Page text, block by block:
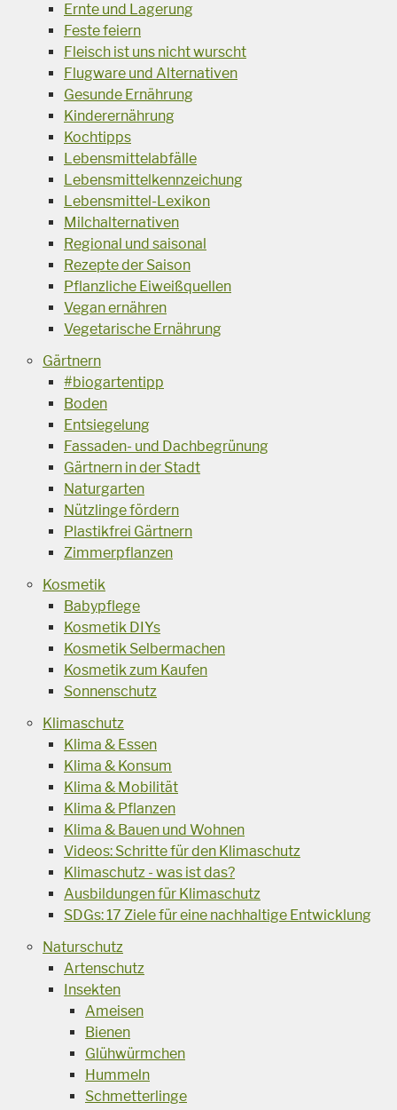
Ernte und Lagerung
Feste feiern
Fleisch ist uns nicht wurscht
Flugware und Alternativen
Gesunde Ernährung
Kinderernährung
Kochtipps
Lebensmittelabfälle
Lebensmittelkennzeichung
Lebensmittel-Lexikon
Milchalternativen
Regional und saisonal
Rezepte der Saison
Pflanzliche Eiweißquellen
Vegan ernähren
Vegetarische Ernährung
Gärtnern
#biogartentipp
Boden
Entsiegelung
Fassaden- und Dachbegrünung
Gärtnern in der Stadt
Naturgarten
Nützlinge fördern
Plastikfrei Gärtnern
Zimmerpflanzen
Kosmetik
Babypflege
Kosmetik DIYs
Kosmetik Selbermachen
Kosmetik zum Kaufen
Sonnenschutz
Klimaschutz
Klima & Essen
Klima & Konsum
Klima & Mobilität
Klima & Pflanzen
Klima & Bauen und Wohnen
Videos: Schritte für den Klimaschutz
Klimaschutz - was ist das?
Ausbildungen für Klimaschutz
SDGs: 17 Ziele für eine nachhaltige Entwicklung
Naturschutz
Artenschutz
Insekten
Ameisen
Bienen
Glühwürmchen
Hummeln
Schmetterlinge